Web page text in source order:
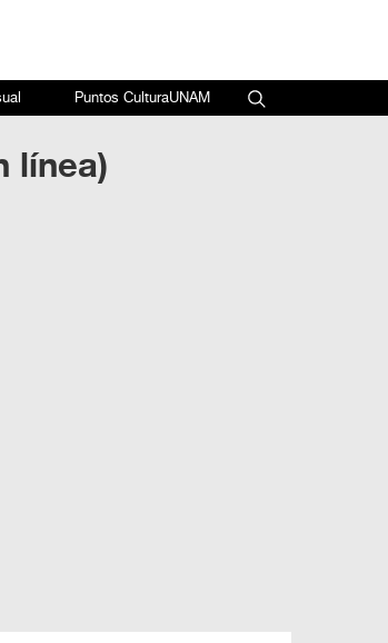
Puntos CulturaUNAM
línea)